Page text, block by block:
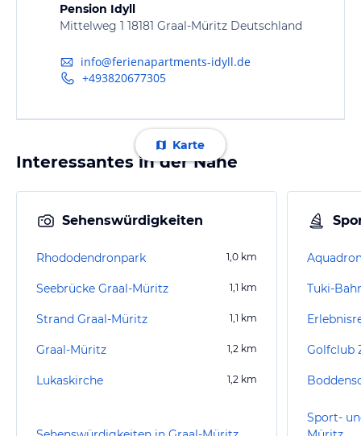
Pension Idyll
Mittelweg 1 18181 Graal-Müritz Deutschland
info@ferienapartments-idyll.de
+493820677305
Karte
Interessantes in der Nähe
Sehenswürdigkeiten
Rhododendronpark 1,0 km
Seebrücke Graal-Müritz 1,1 km
Strand Graal-Müritz 1,1 km
Graal-Müritz 1,2 km
Lukaskirche 1,2 km
Tuki-
Golfclub
Sport-